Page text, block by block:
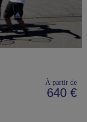
À partir de
640 €